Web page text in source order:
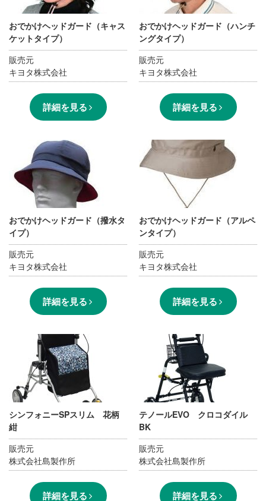
おでかけヘッドガード（キャス
ケットタイプ）
販売元
キヨタ株式会社
詳細を見る
おでかけヘッドガード（ハンチ
ングタイプ）
販売元
キヨタ株式会社
詳細を見る
おでかけヘッドガード（撥水タ
イプ）
販売元
キヨタ株式会社
詳細を見る
おでかけヘッドガード（アルペ
ンタイプ）
販売元
キヨタ株式会社
詳細を見る
シンフォニーSPスリム 花柄
紺
販売元
株式会社島製作所
詳細を見る
テノールEVO クロコダイル
BK
販売元
株式会社島製作所
詳細を見る